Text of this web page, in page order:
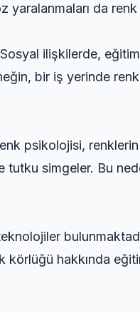
da renk
ilişkilerde,
bir iş yerinde
psikolojisi,
tutku simgeler. Bu
hakkında